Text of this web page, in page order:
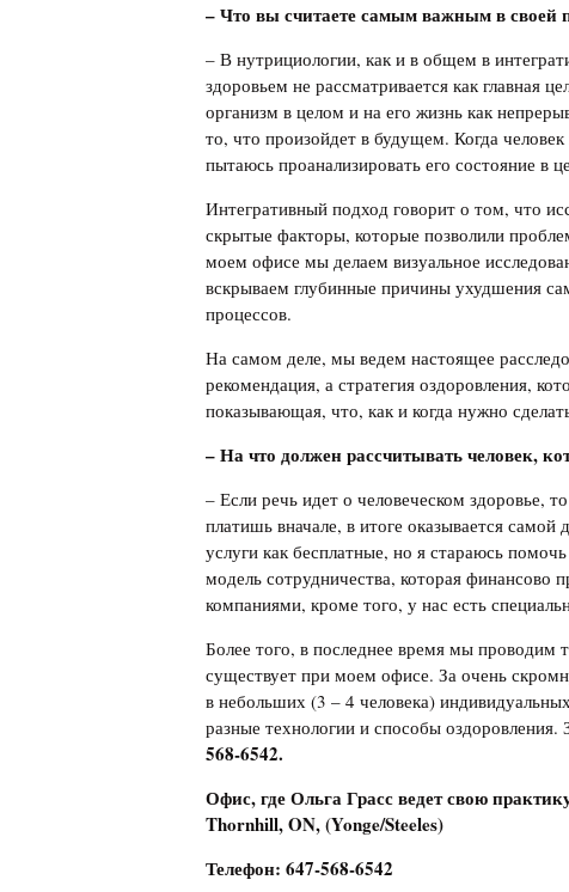
– Что вы считаете самым важным в своей
– В нутрициологии, как и в общем в
здоровьем не рассматривается как главная
организм в целом и на его жизнь как
то, что произойдет в будущем. Когда
пытаюсь проанализировать его состояние в
Интегративный подход говорит о том, что
скрытые факторы, которые позволили
моем офисе мы делаем визуальное
вскрываем глубинные причины ухудшения
процессов.
На самом деле, мы ведем настоящее
рекомендация, а стратегия оздоровления,
показывающая, что, как и когда нужно
– На что должен рассчитывать человек,
– Если речь идет о человеческом здоровье,
платишь вначале, в итоге оказывается
услуги как бесплатные, но я стараюсь
модель сотрудничества, которая
компаниями, кроме того, у нас есть
Более того, в последнее время мы проводим
существует при моем офисе. За очень
в небольших (3 – 4 человека)
разные технологии и способы
568-6542.
Офис, где Ольга Грасс ведет свою
Thornhill, ON, (Yonge/Steeles)
Телефон: 647-568-6542